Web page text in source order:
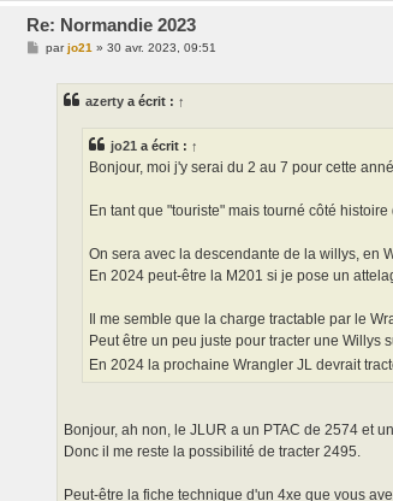
Re: Normandie 2023
Mparjo21 » 30 avr. 2023, 09:51
azerty a écrit : ↑
jo21 a écrit : ↑
Bonjour, moi j'y serai du 2 au 7 pour cette
En tant que "touriste" mais tourné côté
On sera avec la descendante de la willys, en
En 2024 peut-être la M201 si je pose un
Il me semble que la charge tractable par le
Peut être un peu juste pour tracter une Willys
En 2024 la prochaine Wrangler JL devrait
Bonjour, ah non, le JLUR a un PTAC de 2574 et
Donc il me reste la possibilité de tracter 2495.
Peut-être la fiche technique d'un 4xe que vous